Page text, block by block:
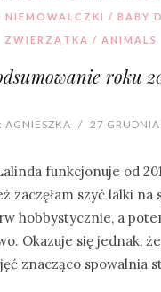
NIEMOWALCZKI / BABY
ZWIERZĄTKA / ANIMALS
roku
AGNIESZKA / 27
funkcjonuje od
zaczęłam szyć lalki na
hobbystycznie, a
Okazuje się jednak,
znacząco spowalnia